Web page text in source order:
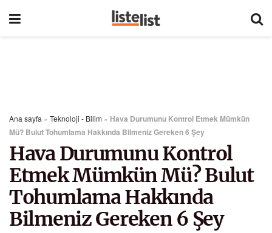
Ana sayfa » Teknoloji - Bilim » Hava Durumunu Kontrol Etmek Mümkün
Mü? Bulut Tohumlama Hakkında Bilmeniz Gereken 6 Şey
Hava Durumunu Kontrol
Etmek Mümkün Mü? Bulut
Tohumlama Hakkında
Bilmeniz Gereken 6 Şey